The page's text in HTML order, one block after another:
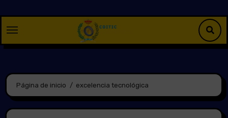
contenido
Página de inicio excelencia tecnológica